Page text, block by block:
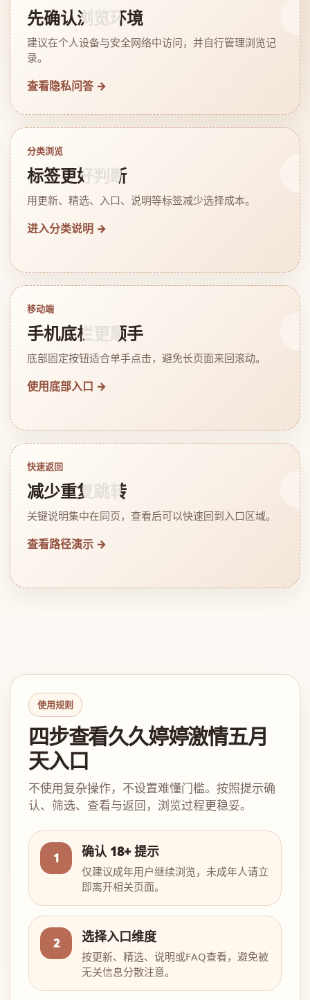
先确认浏览环境
建议在个人设备与安全网络中访问，并自行管理浏览记
录。
查看隐私问答 →
分类浏览
标签更好判断
用更新、精选、入口、说明等标签减少选择成本。
进入分类说明 →
移动端
手机底栏更顺手
底部固定按钮适合单手点击，避免长页面来回滚动。
使用底部入口 →
快速返回
减少重复跳转
关键说明集中在同页，查看后可以快速回到入口区域。
查看路径演示 →
使用规则
四步查看久久婷婷激情五月
天入口
不使用复杂操作，不设置难懂门槛。按照提示确
认、筛选、查看与返回，浏览过程更稳妥。
1 确认 18+ 提示
仅建议成年用户继续浏览，未成年人请立
即离开相关页面。
2 选择入口维度
按更新、精选、说明或FAQ查看，避免被
无关信息分散注意。